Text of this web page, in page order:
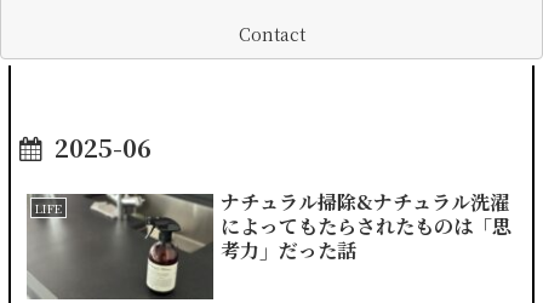
Contact
2025-06
LIFE
ナチュラル掃除&ナチュラル洗濯
によってもたらされたものは「思
考力」だった話